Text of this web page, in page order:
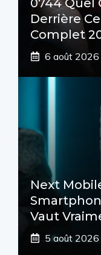
Derrière
Complet
6 août 2026
Next
Vaut
5 août 2026